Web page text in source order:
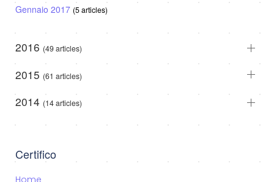
Gennaio 2017 (5 articles)
2016 (49 articles)
2015 (61 articles)
2014 (14 articles)
Certifico
Home